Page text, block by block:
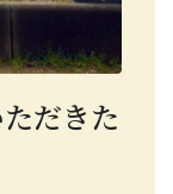
だきた